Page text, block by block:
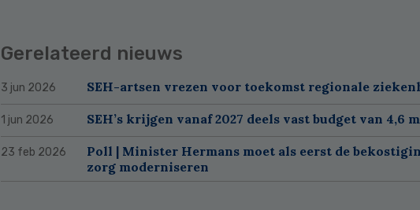
Gerelateerd nieuws
3 jun 2026 SEH-artsen vrezen voor toekomst regionale
1 jun 2026 SEH’s krijgen vanaf 2027 deels vast budget van 4,6
23 feb 2026
Poll | Minister Hermans moet als eerst de
zorg moderniseren